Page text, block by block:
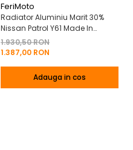
FeriMoto
Radiator Aluminiu Marit 30%
Nissan Patrol Y61 Made In
Germany
1.930,50 RON
1.387,00 RON
Adauga in cos